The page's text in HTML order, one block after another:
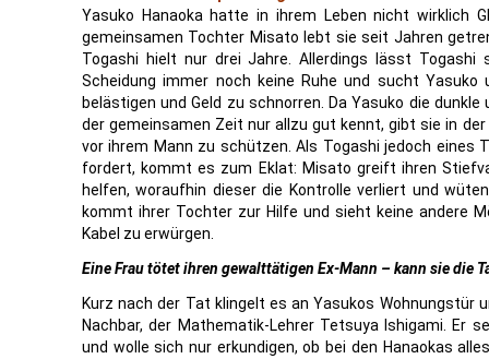
Yasuko Hanaoka hatte in ihrem Leben nicht wirklich
gemeinsamen Tochter Misato lebt sie seit Jahren
Togashi hielt nur drei Jahre. Allerdings lässt Togashi
Scheidung immer noch keine Ruhe und sucht
belästigen und Geld zu schnorren. Da Yasuko die
der gemeinsamen Zeit nur allzu gut kennt, gibt sie in
vor ihrem Mann zu schützen. Als Togashi jedoch eines
fordert, kommt es zum Eklat: Misato greift ihren
helfen, woraufhin dieser die Kontrolle verliert und
kommt ihrer Tochter zur Hilfe und sieht keine andere
Kabel zu erwürgen.
Eine Frau tötet ihren gewalttätigen Ex-Mann – kann sie die
Kurz nach der Tat klingelt es an Yasukos
Nachbar, der Mathematik-Lehrer Tetsuya Ishigami. Er
und wolle sich nur erkundigen, ob bei den Hanaokas